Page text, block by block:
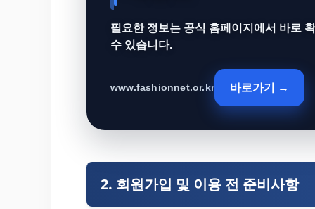
필요한 정보는 공식 홈페이지에서 바로
수 있습니다.
www.fashionnet.or.kr 바로가기 →
2. 회원가입 및 이용 전 준비사항